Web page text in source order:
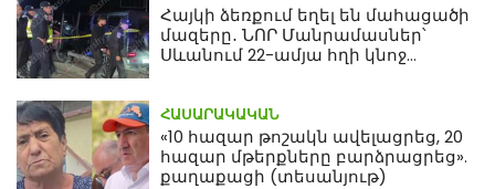
Հայկի ձեռքում եղել են մահացածի
մազերը․ ՆՈՐ Մանրամասներ՝
Սևանում 22-ամյա հղի կնոջ
ՀԱՍԱՐԱԿԱԿԱՆ
«10 հազար թոշակն ավելացրեց, 20
հազար մթերքները բարձրացրեց».
քաղաքացի (տեսանյութ)